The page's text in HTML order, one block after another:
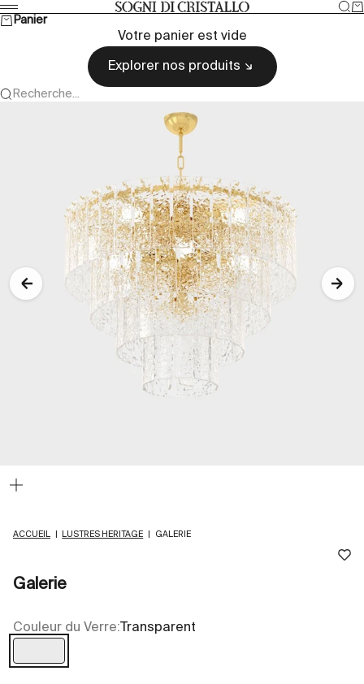
Passer au contenu Sogni di cristallo
Menu
Panier
Votre panier est vide
Explorer nos produits
Recherche...
ACCUEIL LUSTRES HERITAGE GALERIE
Galerie
Couleur du Verre: Transparent
Transparent